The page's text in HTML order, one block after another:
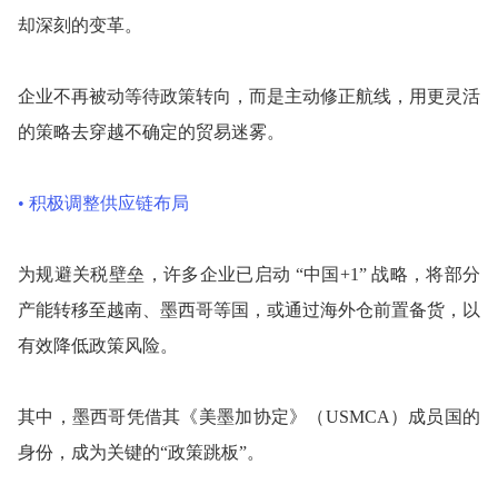
却深刻的变革。
企业不再被动等待政策转向，而是主动修正航线，用更灵活
的策略去穿越不确定的贸易迷雾。
• 积极调整供应链布局
为规避关税壁垒，许多企业已启动 “中国+1” 战略，将部分
产能转移至越南、墨西哥等国，或通过海外仓前置备货，以
有效降低政策风险。
其中，墨西哥凭借其《美墨加协定》（USMCA）成员国的
身份，成为关键的“政策跳板”。